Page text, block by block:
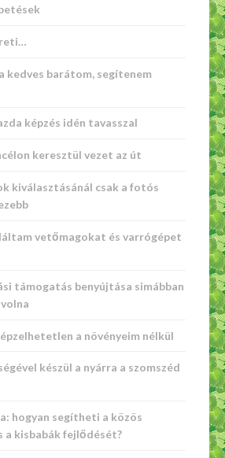
barátom, segítenem
képzés idén tavasszal
keresztül vezet az út
kiválasztásánál csak a fotós
vetőmagokat és varrógépet
támogatás benyújtása simábban
a növényeim nélkül
készül a nyárra a szomszéd
hogyan segítheti a közös
a kisbabák fejlődését?